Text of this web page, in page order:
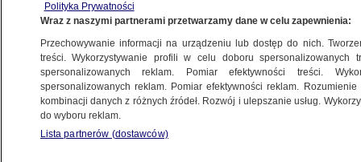
się środkiem na szczury
2.08.2023, 14:07
Udostępnij
Polityka Prywatności
Wraz z naszymi partnerami przetwarzamy dane w celu zapewnienia:
Przechowywanie informacji na urządzeniu lub dostęp do nich.
treści. Wykorzystywanie profili w celu doboru spersonalizowanych
spersonalizowanych reklam. Pomiar efektywności treści.
spersonalizowanych reklam. Pomiar efektywności reklam.
kombinacji danych z różnych źródeł. Rozwój i ulepszanie usług.
do wyboru reklam.
Lista partnerów (dostawców)